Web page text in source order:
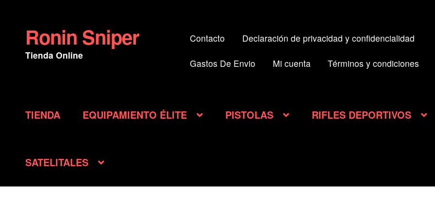
Ir
a
la
Ir
al
contenido
Ronin Sniper
Tienda Online
Contacto Declaración de privacidad y confidencialidad
Gastos De Envio Mi cuenta Términos y condiciones
TIENDA EQUIPAMIENTO ÉLITE PISTOLAS RIFLES DEPORTIVOS
SATELITALES